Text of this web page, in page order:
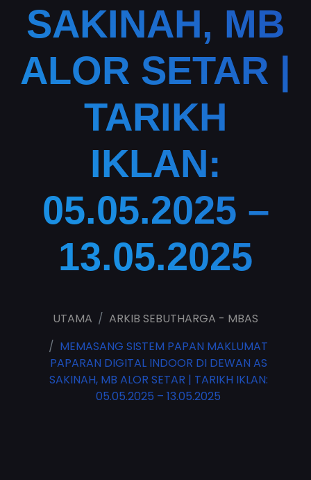
SAKINAH, MB
ALOR SETAR |
TARIKH
IKLAN:
05.05.2025 –
13.05.2025
UTAMA
ARKIB SEBUTHARGA - MBAS
MEMASANG SISTEM PAPAN MAKLUMAT
PAPARAN DIGITAL INDOOR DI DEWAN AS
SAKINAH, MB ALOR SETAR | TARIKH IKLAN:
05.05.2025 – 13.05.2025